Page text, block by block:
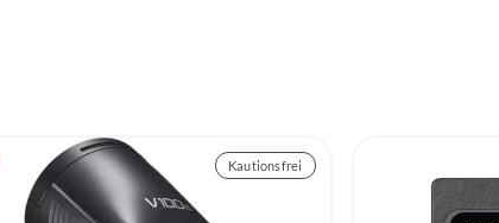
Kautionsfrei